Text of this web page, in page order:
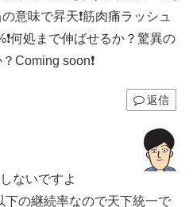
意味で昇天❗筋肉痛ラッシュ
何処まで伸ばせるか？驚異の
Coming soon❗
返信
ないですよ
下の継続率なので天下統一で